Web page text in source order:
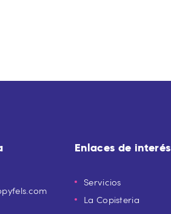
Enlaces de interés
Servicios
La Copisteria